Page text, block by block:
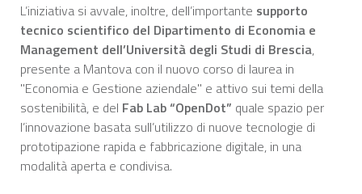
L’iniziativa si avvale, inoltre, dell’importante supporto
tecnico scientifico del Dipartimento di Economia e
Management dell’Università degli Studi di Brescia,
presente a Mantova con il nuovo corso di laurea in
"Economia e Gestione aziendale" e attivo sui temi della
sostenibilità, e del Fab Lab “OpenDot” quale spazio per
l’innovazione basata sull’utilizzo di nuove tecnologie di
prototipazione rapida e fabbricazione digitale, in una
modalità aperta e condivisa.